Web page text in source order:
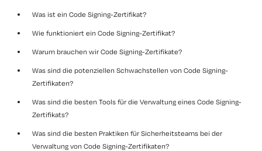
Was ist ein Code Signing-Zertifikat?
Wie funktioniert ein Code Signing-Zertifikat?
Warum brauchen wir Code Signing-Zertifikate?
Was sind die potenziellen Schwachstellen von Code Signing-
Zertifikaten?
Was sind die besten Tools für die Verwaltung eines Code Signing-
Zertifikats?
Was sind die besten Praktiken für Sicherheitsteams bei der
Verwaltung von Code Signing-Zertifikaten?